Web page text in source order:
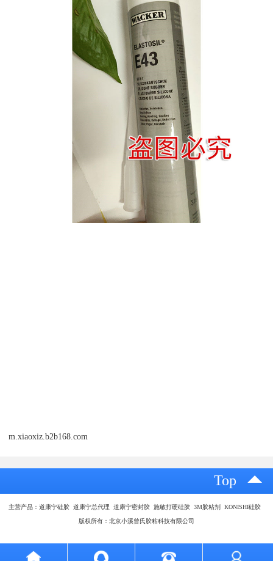
m.xiaoxiz.b2b168.com
Top
主营产品：道康宁硅胶 道康宁总代理 道康宁密封胶 施敏打硬硅胶 3M胶粘剂 KONISHI硅胶
版权所有：北京小溪曾氏胶粘科技有限公司